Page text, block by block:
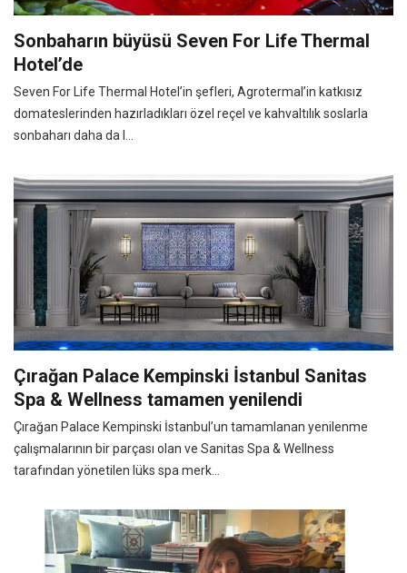
Sonbaharın büyüsü Seven For Life Thermal
Hotel’de
Seven For Life Thermal Hotel’in şefleri, Agrotermal’in katkısız
domateslerinden hazırladıkları özel reçel ve kahvaltılık soslarla
sonbaharı daha da l...
Çırağan Palace Kempinski İstanbul Sanitas
Spa & Wellness tamamen yenilendi
Çırağan Palace Kempinski İstanbul’un tamamlanan yenilenme
çalışmalarının bir parçası olan ve Sanitas Spa & Wellness
tarafından yönetilen lüks spa merk...